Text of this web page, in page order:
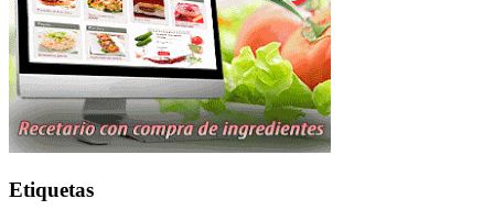
Etiquetas